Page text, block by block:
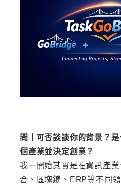
問｜可否談談你的背景？
個產業並決定創業？
我一開始其實是在資訊產
合、區塊鏈、ERP等不同